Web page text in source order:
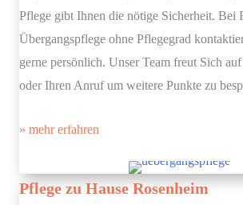
Pflege gibt Ihnen die nötige Sicherheit. Bei
Übergangspflege ohne Pflegegrad
gerne persönlich. Unser Team freut Sich
oder Ihren Anruf um weitere Punkte zu
» mehr erfahren
Pflege zu Hause Rosenheim